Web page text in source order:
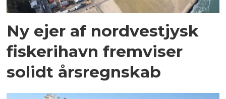
Ny ejer af nordvestjysk
fiskerihavn fremviser
solidt årsregnskab